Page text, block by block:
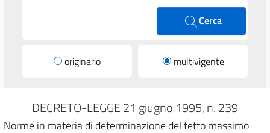
Cerca
originario multivigente
DECRETO-LEGGE 21 giugno 1995, n. 239
Norme in materia di determinazione del tetto massimo